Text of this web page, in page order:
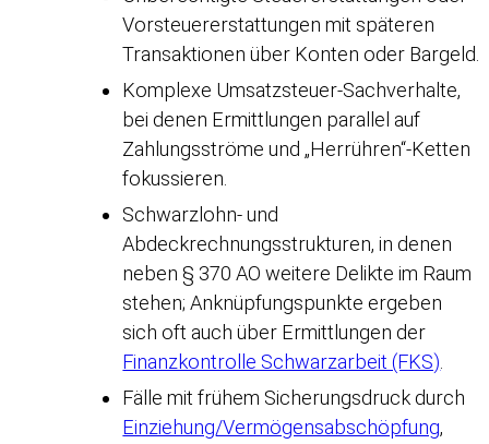
Vorsteuererstattungen mit späteren
Transaktionen über Konten oder Bargeld.
Komplexe Umsatzsteuer-Sachverhalte,
bei denen Ermittlungen parallel auf
Zahlungsströme und „Herrühren“-Ketten
fokussieren.
Schwarzlohn- und
Abdeckrechnungsstrukturen, in denen
neben § 370 AO weitere Delikte im Raum
stehen; Anknüpfungspunkte ergeben
sich oft auch über Ermittlungen der
Finanzkontrolle Schwarzarbeit (FKS).
Fälle mit frühem Sicherungsdruck durch
Einziehung/Vermögensabschöpfung,